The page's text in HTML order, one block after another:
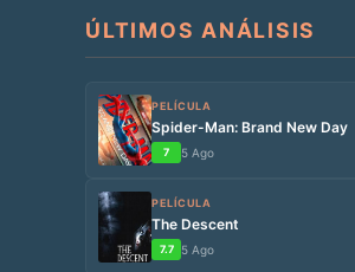
ÚLTIMOS ANÁLISIS
PELÍCULA
Spider-Man: Brand New Day
7 5 Ago
PELÍCULA
The Descent
7.7 5 Ago